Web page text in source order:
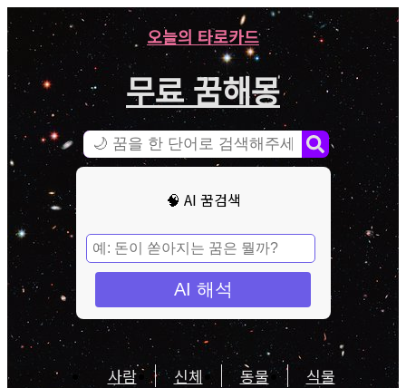
오늘의 타로카드
무료 꿈해몽
🧠 AI 꿈검색
AI 해석
사람 신체 동물 식물